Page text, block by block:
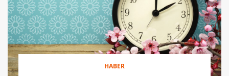
HABER